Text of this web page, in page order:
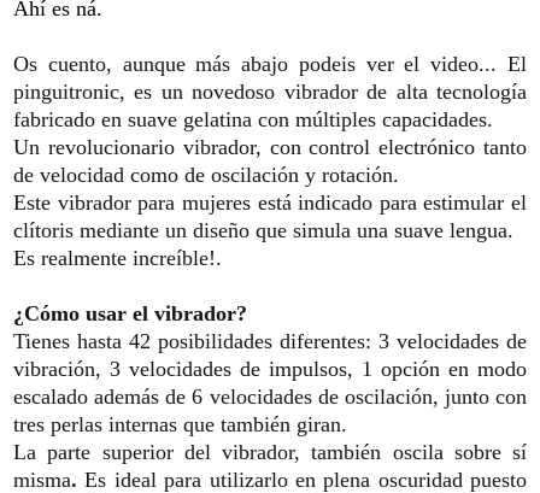
Ahí es ná.
Os cuento, aunque más abajo podeis ver el video... El
pinguitronic, es un novedoso vibrador de alta tecnología
fabricado en suave gelatina con múltiples capacidades.
Un revolucionario vibrador, con control electrónico tanto
de velocidad como de oscilación y rotación.
Este vibrador para mujeres está indicado para estimular el
clítoris mediante un diseño que simula una suave lengua.
Es realmente increíble!.
¿Cómo usar el vibrador?
Tienes hasta 42 posibilidades diferentes: 3 velocidades de
vibración, 3 velocidades de impulsos, 1 opción en modo
escalado además de 6 velocidades de oscilación, junto con
tres perlas internas que también giran.
La parte superior del vibrador, también oscila sobre sí
misma.Es ideal para utilizarlo en plena oscuridad puesto